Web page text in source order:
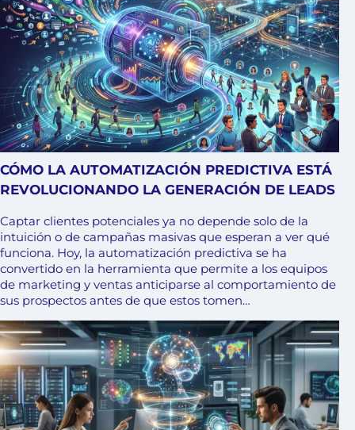
CÓMO LA AUTOMATIZACIÓN PREDICTIVA ESTÁ
REVOLUCIONANDO LA GENERACIÓN DE LEADS
Captar clientes potenciales ya no depende solo de la
intuición o de campañas masivas que esperan a ver qué
funciona. Hoy, la automatización predictiva se ha
convertido en la herramienta que permite a los equipos
de marketing y ventas anticiparse al comportamiento de
sus prospectos antes de que estos tomen…